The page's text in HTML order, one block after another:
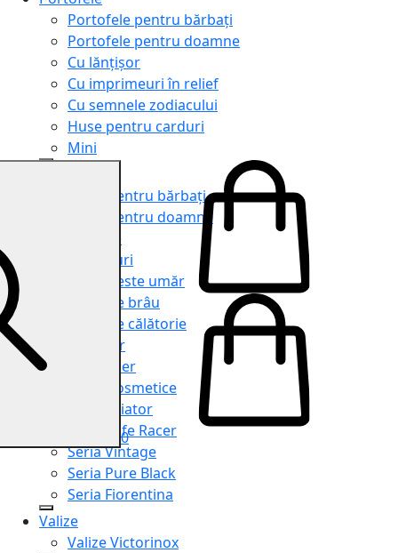
Portofele pentru bărbați
Portofele pentru doamne
Cu lănțișor
Cu imprimeuri în relief
Cu semnele zodiacului
Huse pentru carduri
Mini
Genți pentru bărbați
Genți pentru doamne
Serviete
Rucsacuri
Genți peste umăr
Genți de brâu
Genți de călătorie
Shopper
Organiser
Truse cosmetice
Seria Aviator
Seria Cafe Racer
Seria Vintage
Seria Pure Black
Seria Fiorentina
Valize
Valize Victorinox
0